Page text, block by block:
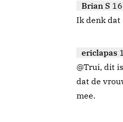
Brian S
Ik denk dat
ericlapas
@Trui, dit
dat de
mee.